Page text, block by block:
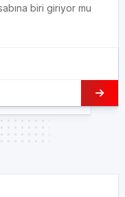
biri giriyor mu